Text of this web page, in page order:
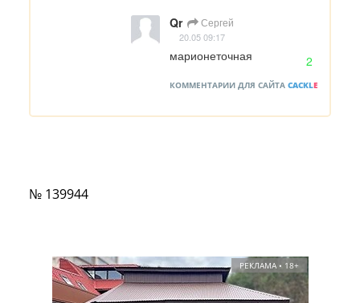
Qr Сергей
20.05 09:17
марионеточная 2
КОММЕНТАРИИ ДЛЯ САЙТА CACKLE
№ 139944
РЕКЛАМА • 18+